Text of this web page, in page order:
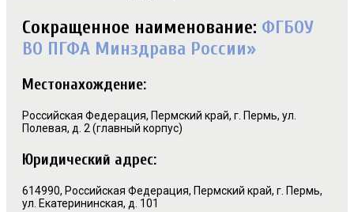
Сокращенное наименование: ФГБОУ
ВО ПГФА Минздрава России»
Местонахождение:
Российская Федерация, Пермский край, г. Пермь, ул.
Полевая, д. 2 (главный корпус)
Юридический адрес:
614990, Российская Федерация, Пермский край, г. Пермь,
ул. Екатерининская, д. 101